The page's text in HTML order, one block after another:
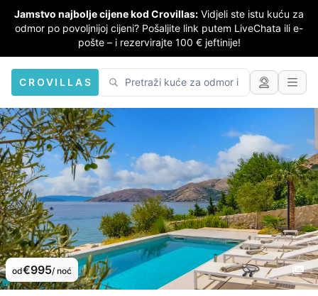
Jamstvo najbolje cijene kod Crovillas: Vidjeli ste istu kuću za
odmor po povoljnijoj cijeni? Pošaljite link putem LiveChata ili e-
pošte – i rezervirajte 100 € jeftinije!
CROVILLAS
od€995/ noć